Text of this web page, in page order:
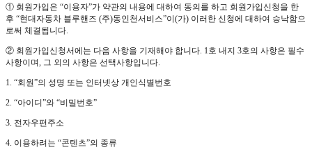
① 회원가입은 “이용자”가 약관의 내용에 대하여 동의를 하고 회원가입신청을 한
후 “현대자동차 블루핸즈 (주)동인천서비스”이(가) 이러한 신청에 대하여 승낙함으
로써 체결됩니다.
② 회원가입신청서에는 다음 사항을 기재해야 합니다. 1호 내지 3호의 사항은 필수
사항이며, 그 외의 사항은 선택사항입니다.
1. “회원”의 성명 또는 인터넷상 개인식별번호
2. “아이디”와 “비밀번호”
3. 전자우편주소
4. 이용하려는 “콘텐츠”의 종류